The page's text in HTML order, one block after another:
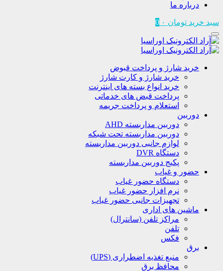
درباره ما
سبد خرید تومان 0
خرید شارژ و پرداخت قبوض
خرید شارژ و کارت شارژ
خرید انواع بسته های اینترنت
پرداخت قبض های خدماتی
استعلام و پرداخت جریمه
دوربین
دوربین مداربسته AHD
دوربین مداربسته تحت شبکه
لوازم جانبی دوربین مداربسته
دستگاه DVR
پکیج دوربین مداربسته
حضور و غیاب
دستگاه حضور غیاب
نرم افزار حضور غیاب
تجهیزات جانبی حضور غیاب
ماشین های اداری
مراکز تلفن (سانترال)
تلفن
فکس
برق
منبع تغذیه اضطراری (UPS)
محافظ برق